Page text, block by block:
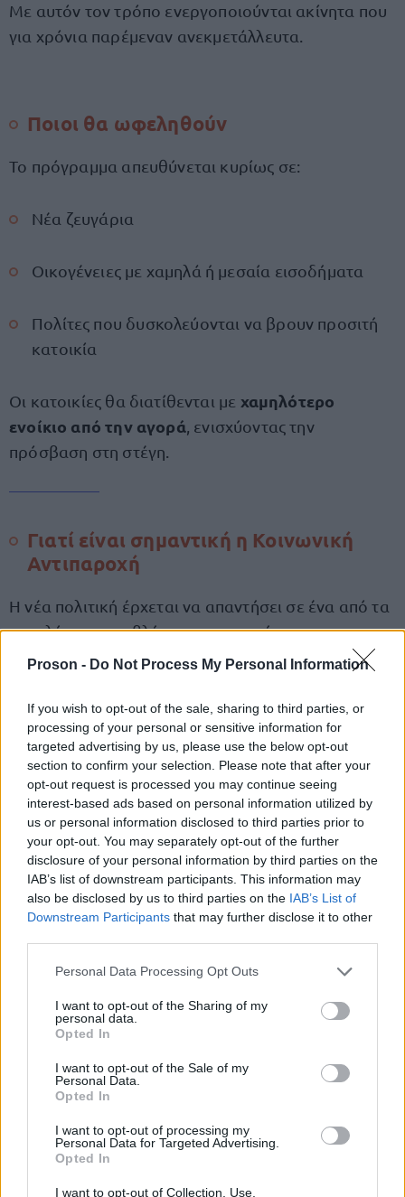
Proson - Do Not Process My Personal Information
If you wish to opt-out of the sale, sharing to third parties, or
processing of your personal or sensitive information for
targeted advertising by us, please use the below opt-out
section to confirm your selection. Please note that after your
opt-out request is processed you may continue seeing
interest-based ads based on personal information utilized by
us or personal information disclosed to third parties prior to
your opt-out. You may separately opt-out of the further
disclosure of your personal information by third parties on the
IAB’s list of downstream participants. This information may
also be disclosed by us to third parties on the IAB’s List of
Downstream Participants that may further disclose it to other
Please note that this website/app uses one or more Google
not limited to your visit or usage behaviour. You may click to
grant or deny consent to Google and its third-party tags to
use your data for below specified purposes in below Google
consent section.
Personal Data Processing Opt Outs
I want to opt-out of the Sharing of my
personal data.
Opted In
I want to opt-out of the Sale of my
Personal Data.
Opted In
I want to opt-out of processing my
Personal Data for Targeted Advertising.
Opted In
I want to opt-out of Collection, Use,
Με αυτόν τον τρόπο ενεργοποιούνται ακίνητα που
για χρόνια παρέμεναν ανεκμετάλλευτα.
Ποιοι θα ωφεληθούν
Το πρόγραμμα απευθύνεται κυρίως σε:
Νέα ζευγάρια
Οικογένειες με χαμηλά ή μεσαία εισοδήματα
Πολίτες που δυσκολεύονται να βρουν προσιτή
κατοικία
Οι κατοικίες θα διατίθενται με χαμηλότερο
ενοίκιο από την αγορά , ενισχύοντας την
πρόσβαση στη στέγη.
Γιατί είναι σημαντική η Κοινωνική
Αντιπαροχή
Η νέα πολιτική έρχεται να απαντήσει σε ένα από τα
μεγαλύτερα προβλήματα της εποχής: τη
στεγαστική κρίση.
Συγκεκριμένα:
Αυξάνει τηνπροσφορά κατοικιών
Μειώνει την πίεση στις τιμές ενοικίων
Ενισχύει τηνκοινωνική κατοικία
Αξιοποιεί ανενεργή δημόσια περιουσία
Σύνδεση με την ευρύτερη οικονομική
πολιτική
Η Κοινωνική Αντιπαροχή εντάσσεται σε μια
συνολική στρατηγική που περιλαμβάνει:
Αυξήσεις μισθών (κατώτατος στα 920 ευρώ)